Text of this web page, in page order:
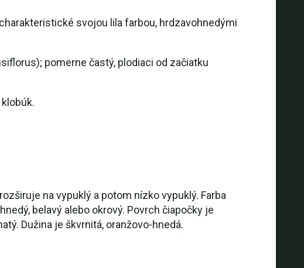
svojou lila farbou, hrdzavohnedými
pomerne častý, plodiaci od začiatku
na vypuklý a potom nízko vypuklý. Farba
belavý alebo okrový. Povrch čiapočky je
Dužina je škvrnitá, oranžovo-hnedá.